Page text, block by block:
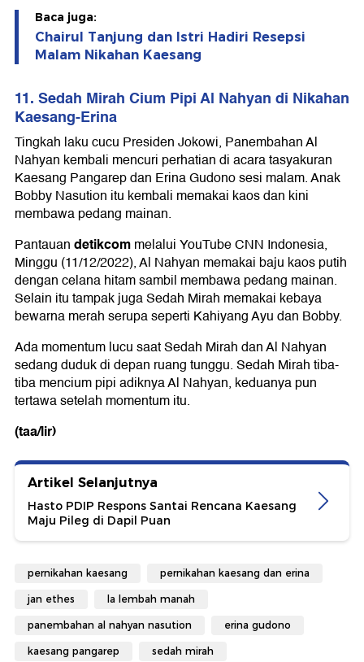
Baca juga:
Chairul Tanjung dan Istri Hadiri Resepsi
Malam Nikahan Kaesang
11. Sedah Mirah Cium Pipi Al Nahyan di Nikahan
Kaesang-Erina
Tingkah laku cucu Presiden Jokowi, Panembahan Al
Nahyan kembali mencuri perhatian di acara tasyakuran
Kaesang Pangarep dan Erina Gudono sesi malam. Anak
Bobby Nasution itu kembali memakai kaos dan kini
membawa pedang mainan.
Pantauandetikcommelalui YouTube CNN Indonesia,
Minggu (11/12/2022), Al Nahyan memakai baju kaos putih
dengan celana hitam sambil membawa pedang mainan.
Selain itu tampak juga Sedah Mirah memakai kebaya
bewarna merah serupa seperti Kahiyang Ayu dan Bobby.
Ada momentum lucu saat Sedah Mirah dan Al Nahyan
sedang duduk di depan ruang tunggu. Sedah Mirah tiba-
tiba mencium pipi adiknya Al Nahyan, keduanya pun
tertawa setelah momentum itu.
(taa/lir)
Artikel Selanjutnya
Hasto PDIP Respons Santai Rencana Kaesang
Maju Pileg di Dapil Puan
pernikahan kaesang pernikahan kaesang dan erina
jan ethes la lembah manah
panembahan al nahyan nasution erina gudono
kaesang pangarep sedah mirah